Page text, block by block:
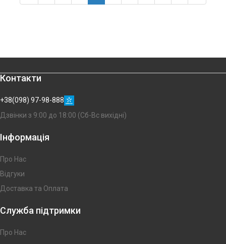
Контакти
+38(098) 97-98-888
Дзвінки з 9:00 до 18:00 (Сб-Вс вихідні)
Інформація
Про Нас
Відгуки
Доставка та Оплата
Служба підтримки
Про Нас